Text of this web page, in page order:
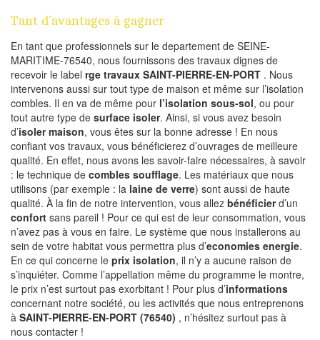
Tant d’avantages à gagner
En tant que professionnels sur le departement de SEINE-
MARITIME-76540, nous fournissons des travaux dignes de
recevoir le label rge travaux SAINT-PIERRE-EN-PORT . Nous
intervenons aussi sur tout type de maison et même sur l’isolation
combles. Il en va de même pour l’isolation sous-sol, ou pour
tout autre type de surface isoler. Ainsi, si vous avez besoin
d’isoler maison, vous êtes sur la bonne adresse ! En nous
confiant vos travaux, vous bénéficierez d’ouvrages de meilleure
qualité. En effet, nous avons les savoir-faire nécessaires, à savoir
: le technique de combles soufflage. Les matériaux que nous
utilisons (par exemple : la laine de verre) sont aussi de haute
qualité. À la fin de notre intervention, vous allez bénéficierd’un
confort sans pareil ! Pour ce qui est de leur consommation, vous
n’avez pas à vous en faire. Le système que nous installerons au
sein de votre habitat vous permettra plus d’economies energie.
En ce qui concerne le prix isolation, il n’y a aucune raison de
s’inquiéter. Comme l’appellation même du programme le montre,
le prix n’est surtout pas exorbitant ! Pour plus d’informations
concernant notre société, ou les activités que nous entreprenons
à SAINT-PIERRE-EN-PORT (76540) , n’hésitez surtout pas à
nous contacter !